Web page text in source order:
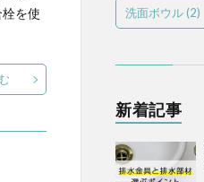
を使
洗面ボウル(2)
新着記事